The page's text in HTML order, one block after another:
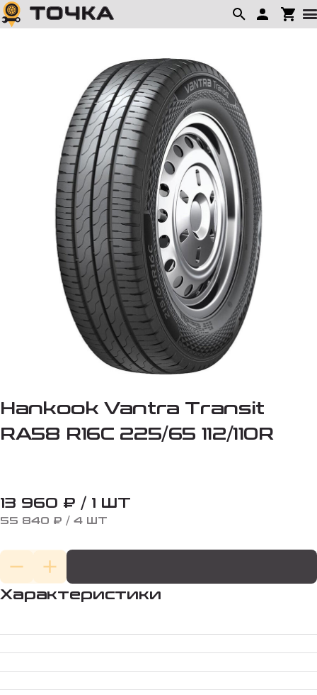
Hankook Vantra Transit
RA58 R16C 225/65 112/110R
13 960 ₽ / 1 ШТ
55 840 ₽ / 4 ШТ
Характеристики